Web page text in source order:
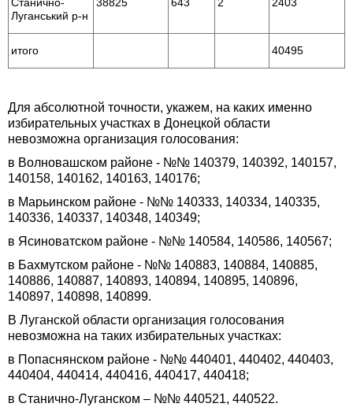
Станично-
Луганський р-н
38825 643 2 2403
итого 40495
Для абсолютной точности, укажем, на каких именно
избирательных участках в Донецкой области
невозможна организация голосования:
в Волновашском районе - №№ 140379, 140392, 140157,
140158, 140162, 140163, 140176;
в Марьинском районе - №№ 140333, 140334, 140335,
140336, 140337, 140348, 140349;
в Ясиноватском районе - №№ 140584, 140586, 140567;
в Бахмутском районе - №№ 140883, 140884, 140885,
140886, 140887, 140893, 140894, 140895, 140896,
140897, 140898, 140899.
В Луганской области организация голосования
невозможна на таких избирательных участках:
в Попаснянском районе - №№ 440401, 440402, 440403,
440404, 440414, 440416, 440417, 440418;
в Станично-Луганском – №№ 440521, 440522.